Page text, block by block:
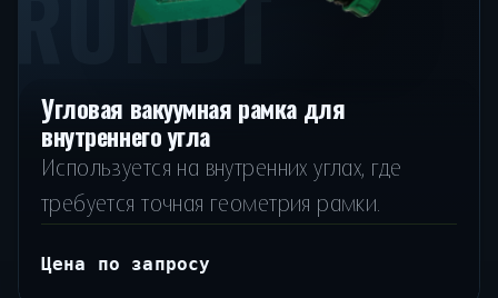
Угловая вакуумная рамка для
внутреннего угла
Используется на внутренних углах, где
требуется точная геометрия рамки.
Цена по запросу